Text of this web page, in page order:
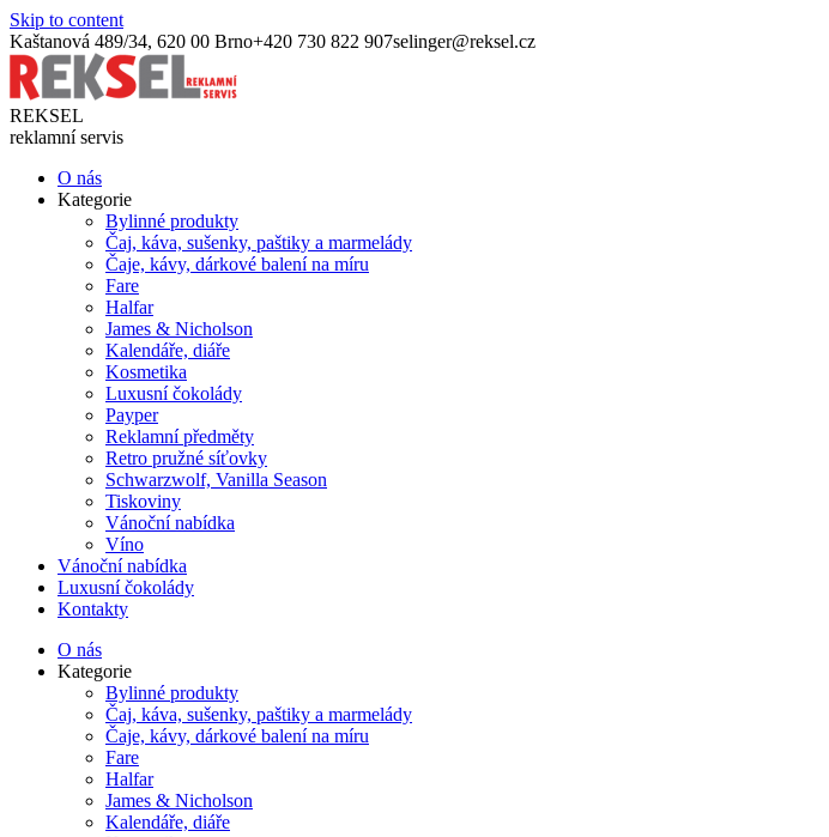
Skip to content
Kaštanová 489/34, 620 00 Brno+420 730 822 907selinger@reksel.cz
REKSEL
reklamní servis
O nás
Kategorie
Bylinné produkty
Čaj, káva, sušenky, paštiky a marmelády
Čaje, kávy, dárkové balení na míru
Fare
Halfar
James & Nicholson
Kalendáře, diáře
Kosmetika
Luxusní čokolády
Payper
Reklamní předměty
Retro pružné síťovky
Schwarzwolf, Vanilla Season
Tiskoviny
Vánoční nabídka
Víno
Vánoční nabídka
Luxusní čokolády
Kontakty
O nás
Kategorie
Bylinné produkty
Čaj, káva, sušenky, paštiky a marmelády
Čaje, kávy, dárkové balení na míru
Fare
Halfar
James & Nicholson
Kalendáře, diáře